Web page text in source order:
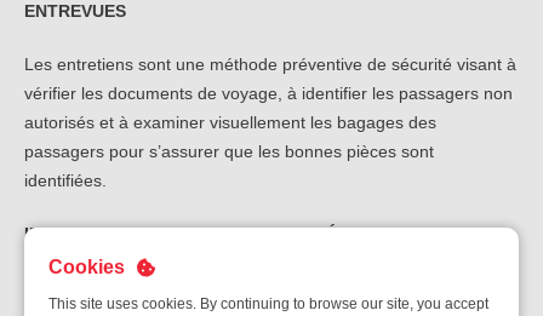
ENTREVUES
Les entretiens sont une méthode préventive de sécurité visant à
vérifier les documents de voyage, à identifier les passagers non
autorisés et à examiner visuellement les bagages des
passagers pour s’assurer que les bonnes pièces sont
identifiées.
INSPECTION DES PASSAGERS, DE L’ÉQUIPAGE, DES
BAGAGES À MAIN ET DU PERSONNEL DE SERVICE
Cookies
This site uses cookies. By continuing to browse our site, you accept